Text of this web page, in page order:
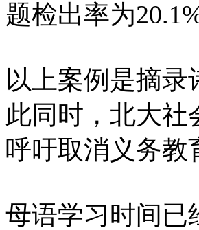
题检出率为
以上案例是摘
此同时，北大
呼吁取消义务教
母语学习时间已